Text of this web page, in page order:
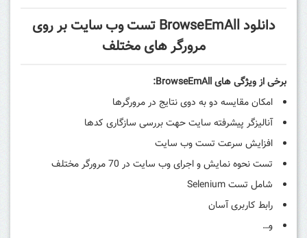
دانلود BrowseEmAll تست وب سایت بر روی
مرورگر های مختلف
برخی از ویژگی های BrowseEmAll:
امکان مقایسه دو به دوی نتایج در مرورگرها
آنالیزگر پیشرفته سایت حهت بررسی سازگاری کدها
افزایش سرعت تست وب سایت
تست نحوه نمایش و اجرای وب سایت در 70 مرورگر مختلف
شامل تستSelenium
رابط کاربری آسان
و…